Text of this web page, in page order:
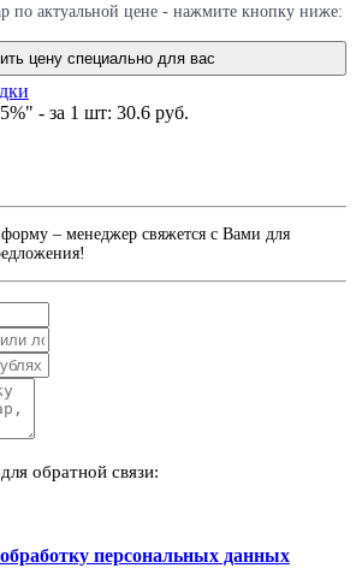
по актуальной цене - нажмите кнопку ниже:
цену специально для вас
- за 1 шт: 30.6 руб.
– менеджер свяжется с Вами для
обратной связи:
обработку персональных данных